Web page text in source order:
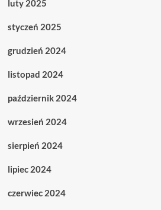
luty 2025
styczeń 2025
grudzień 2024
listopad 2024
październik 2024
wrzesień 2024
sierpień 2024
lipiec 2024
czerwiec 2024